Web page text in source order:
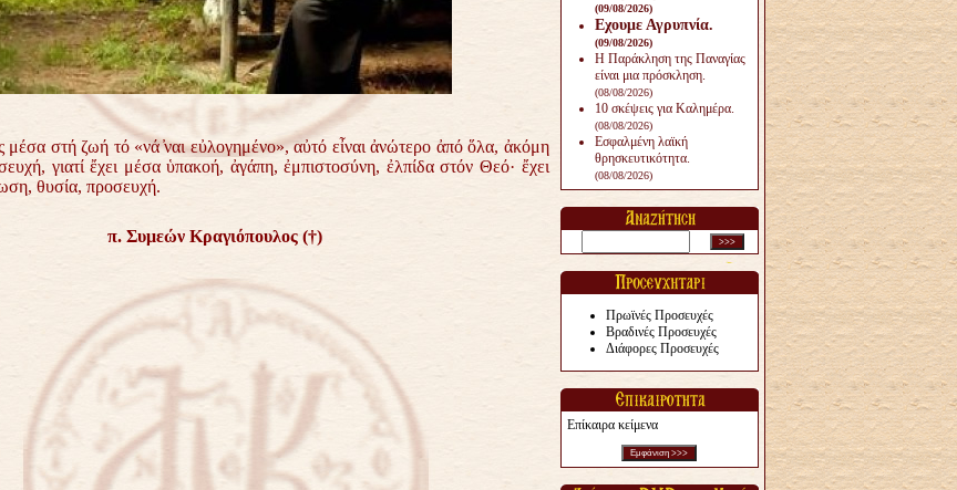
μέσα στή ζωή τό «νά ̓ναι εὐλογημένο», αὐτό εἶναι ἀνώτερο ἀπό ὅλα, ἀκόμη
γιατί ἔχει μέσα ὑπακοή, ἀγάπη, ἐμπιστοσύνη, ἐλπίδα στόν Θεό· ἔχει
θυσία, προσευχή.
π. Συμεών Κραγιόπουλος (†)
(09/08/2026)
Εχουμε Αγρυπνία.
(09/08/2026)
Η Παράκληση της Παναγίας
είναι μια πρόσκληση.
(08/08/2026)
10 σκέψεις για Καλημέρα.
(08/08/2026)
Εσφαλμένη λαϊκή
θρησκευτικότητα.
(08/08/2026)
Πρωϊνές Προσευχές
Βραδινές Προσευχές
Διάφορες Προσευχές
Επίκαιρα κείμενα